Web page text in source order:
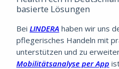
basierte Lösungen
Bei LINDERA haben wir uns
pflegerisches Handeln mit
unterstützen und zu
Mobilitätsanalyse per App